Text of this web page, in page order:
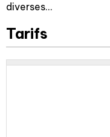
diverses...
Tarifs